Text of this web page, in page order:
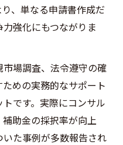
、単なる申請書作成だ
強化にもつながりま
場調査、法令遵守の確
めの実務的なサポート
です。実際にコンサル
助金の採択率が向上
た事例が多数報告され